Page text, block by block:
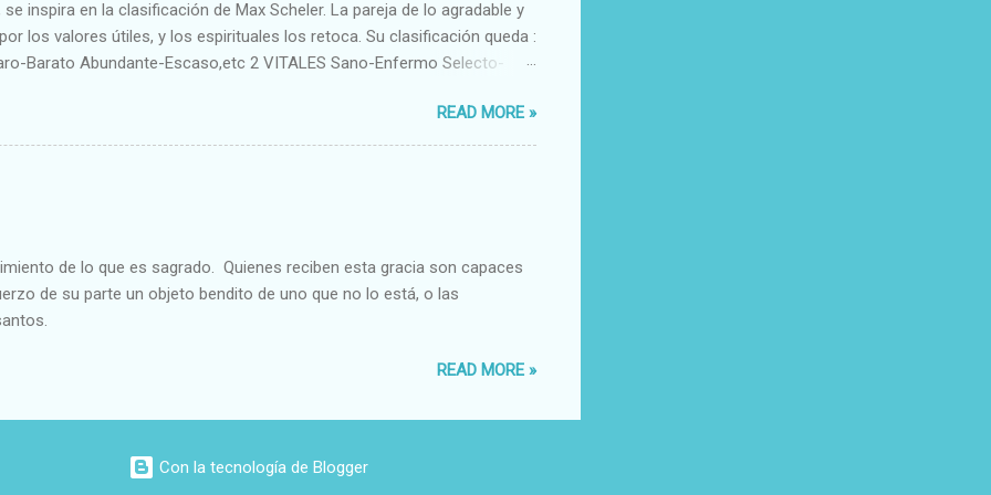
inspira en la clasificación de Max Scheler. La pareja de lo agradable y
los valores útiles, y los espirituales los retoca. Su clasificación queda :
Barato Abundante-Escaso,etc 2 VITALES Sano-Enfermo Selecto-
b) Morales Bueno-malo Bondadoso-malvado Justo-Injusto
d) Estéticos Bello-Feo Gracioso-Tosco Elegante-Inelegante
READ MORE »
de lo que es sagrado. Quienes reciben esta gracia son capaces
de su parte un objeto bendito de uno que no lo está, o las
READ MORE »
Con la tecnología de Blogger